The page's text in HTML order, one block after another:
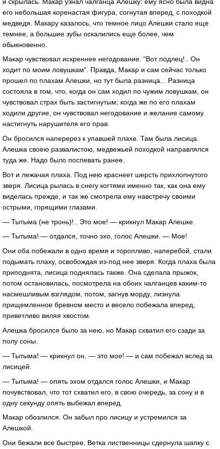
его небольшая коренастая фигура, согнутая вперед, с походкой
медведя. Макару казалось, что темное лицо Алешки стало еще
темнее, а большие зубы оскалились еще более, чем
обыкновенно.
Макар чувствовал искреннее негодование. "Вот подлец!.. Он
ходит по моим ловушкам". Правда, Макар и сам сейчас только
прошел по плахам Алешки, но тут была разница... Разница
состояла в том, что, когда он сам ходил по чужим ловушкам, он
чувствовал страх быть застигнутым; когда же по его плахам
ходили другие, он чувствовал негодование и желание самому
настигнуть нарушителя его прав.
Он бросился наперерез к упавшей плахе. Там была лисица.
Алешка своею развалистою, медвежьей походкой направлялся
туда же. Надо было поспевать ранее.
Вот и лежачая плаха. Под нею краснеет шерсть прихлопнутого
зверя. Лисица рылась в снегу когтями именно так, как она ему
виделась прежде, и так же смотрела ему навстречу своими
острыми, горящими глазами.
— Тытыма (не тронь)!.. Это мое! — крикнул Макар Алешке.
— Тытыма! — отдался, точно эхо, голос Алешки. — Мое!
Они оба побежали в одно время и торопливо, наперебой, стали
подымать плаху, освобождая из-под нее зверя. Когда плаха была
приподнята, лисица поднялась также. Она сделала прыжок,
потом остановилась, посмотрела на обоих чалганцев каким-то
насмешливым взглядом, потом, загнув морду, лизнула
прищемленное бревном место и весело побежала вперед,
приветливо виляя хвостом.
Алешка бросился было за нею, но Макар схватил его сзади за
полу соны.
— Тытыма! — крикнул он, — это мое! — и сам побежал вслед за
лисицей.
— Тытыма! — опять эхом отдался голос Алешки, и Макар
почувствовал, что тот схватил его, в свою очередь, за сону и в
одну секунду опять выбежал вперед.
Макар обозлился. Он забыл про лисицу и устремился за
Алешкой.
Они бежали все быстрее. Ветка лиственницы сдернула шапку с